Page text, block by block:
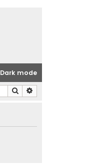
Dark mode
Căutare